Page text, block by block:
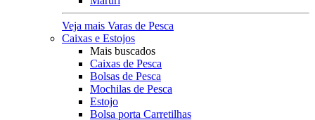
Veja mais Varas de Pesca
Caixas e Estojos
Mais buscados
Caixas de Pesca
Bolsas de Pesca
Mochilas de Pesca
Estojo
Bolsa porta Carretilhas